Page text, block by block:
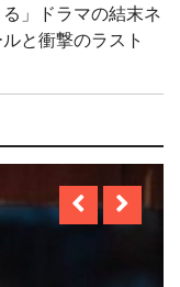
」ドラマの結末ネ
と衝撃のラスト